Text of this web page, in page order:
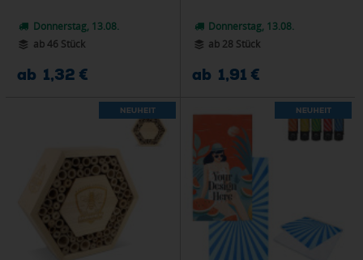
Donnerstag, 13.08.
ab 46 Stück
ab 1,32 €
Donnerstag, 13.08.
ab 28 Stück
ab 1,91 €